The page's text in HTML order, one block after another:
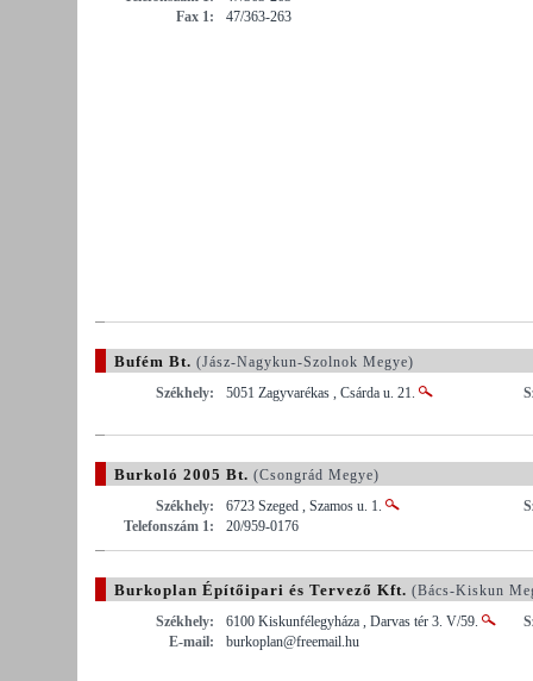
Fax 1:
47/363-263
Bufém Bt. (Jász-Nagykun-Szolnok Megye)
Székhely:
5051 Zagyvarékas , Csárda u. 21.
Burkoló 2005 Bt. (Csongrád Megye)
Székhely:
6723 Szeged , Szamos u. 1.
Telefonszám 1:
20/959-0176
Burkoplan Építőipari és Tervező Kft. (Bács-Kiskun
Székhely:
6100 Kiskunfélegyháza , Darvas tér 3. V/59.
E-mail:
burkoplan@freemail.hu